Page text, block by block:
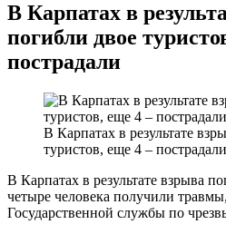
В Карпатах в
погибли двое
пострадали
В Карпатах в результате
туристов, еще 4 – пострадали
В Карпатах в результате взрыва
четыре человека получили
Государственной службы по